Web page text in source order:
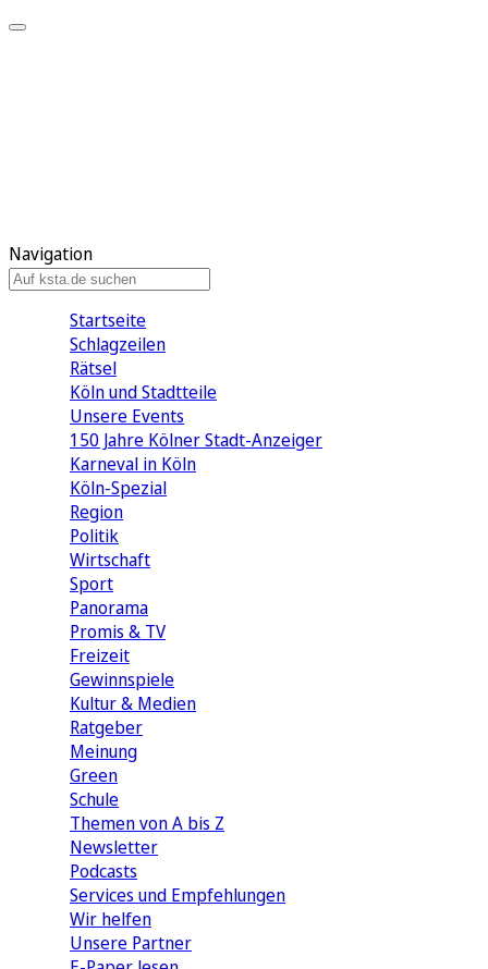
Navigation
Startseite
Schlagzeilen
Rätsel
Köln und Stadtteile
Unsere Events
150 Jahre Kölner Stadt-Anzeiger
Karneval in Köln
Köln-Spezial
Region
Politik
Wirtschaft
Sport
Panorama
Promis & TV
Freizeit
Gewinnspiele
Kultur & Medien
Ratgeber
Meinung
Green
Schule
Themen von A bis Z
Newsletter
Podcasts
Services und Empfehlungen
Wir helfen
Unsere Partner